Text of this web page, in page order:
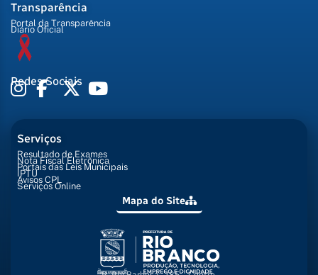
Transparência
Portal da Transparência
Diário Oficial
Redes Sociais
Serviços
Resultado de Exames
Nota Fiscal Eletrônica
Portais das Leis Municipais
IPTU
Avisos CPL
Serviços Online
Mapa do Site